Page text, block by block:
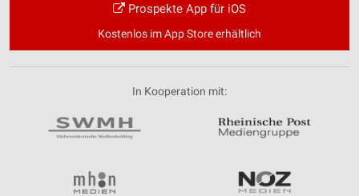
Prospekte App für iOS
Kostenlos im App Store erhältlich
In Kooperation mit: